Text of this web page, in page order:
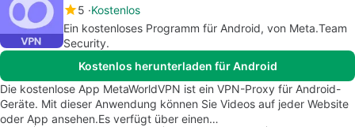
5 Kostenlos
Ein kostenloses Programm für Android, von Meta.Team
Security.
Kostenlos herunterladen für Android
Die kostenlose App MetaWorldVPN ist ein VPN-Proxy für Android-
Geräte. Mit dieser Anwendung können Sie Videos auf jeder Website
oder App ansehen.Es verfügt über einen…